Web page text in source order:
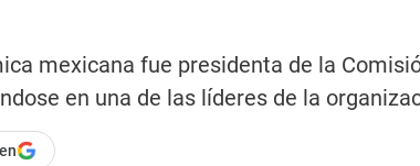
mexicana fue presidenta de la
en una de las líderes de la